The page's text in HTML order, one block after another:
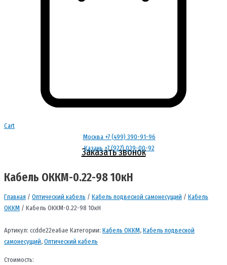
Cart
Москва +7 (499) 390-91-96
Казань +7 (927) 039-00-92
Заказать звонок
Кабель ОККМ-0.22-98 10кН
Главная / Оптический кабель / Кабель подвесной самонесущий / Кабель
ОККМ / Кабель ОККМ-0.22-98 10кН
Артикул: ccdde22ea6ae Категории: Кабель ОККМ,Кабель подвесной
самонесущий,Оптический кабель
Стоимость: